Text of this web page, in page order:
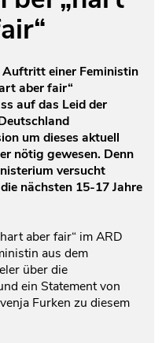
Auftritt einer Feministin
aber fair“
auf das Leid der
um dieses aktuell
nötig gewesen. Denn
versucht
nächsten 15-17 Jahre
aber fair“ im ARD
aus dem
über die
ein Statement von
Furken zu diesem